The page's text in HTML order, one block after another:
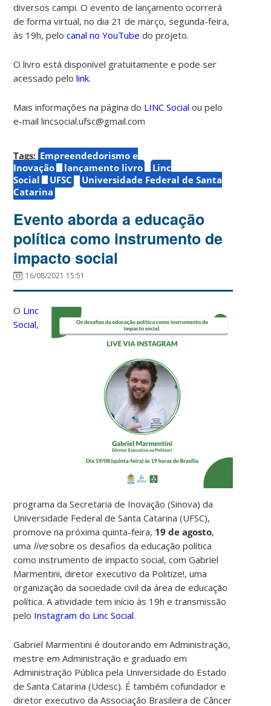
diversos campi. O evento de lançamento ocorrerá
de forma virtual, no dia 21 de março, segunda-feira,
às 19h, pelocanal no YouTube do projeto.
O livro está disponível gratuitamente e pode ser
acessado pelolink.
Mais informações na página do LINC Social ou pelo
e-mail lincsocial.ufsc@gmail.com
Tags: Empreendedorismo e
Inovação
lançamento livro
Linc
Social
UFSC
Universidade Federal de Santa
Catarina
Evento aborda a educação
política como instrumento de
impacto social
16/08/2021 15:51
O Linc
Social,
programa da Secretaria de Inovação (Sinova) da
Universidade Federal de Santa Catarina (UFSC),
promove na próxima quinta-feira, 19 de agosto,
uma livesobre os desafios da educação política
como instrumento de impacto social, com Gabriel
Marmentini, diretor executivo da Politize!, uma
organização da sociedade civil da área de educação
política. A atividade tem início às 19h e transmissão
pelo Instagram do Linc Social.
Gabriel Marmentini é doutorando em Administração,
mestre em Administração e graduado em
Administração Pública pela Universidade do Estado
de Santa Catarina (Udesc). É também cofundador e
diretor executivo da Associação Brasileira de Câncer